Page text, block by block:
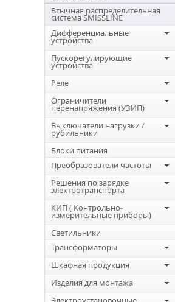
Втычная распределительная
система SMISSLINE
Дифференциальные
устройства
Пускорегулирующие
устройства
Реле
Ограничители
перенапряжения (УЗИП)
Выключатели нагрузки /
рубильники
Блоки питания
Преобразователи частоты
Решения по зарядке
электротранспорта
КИП ( Контрольно-
измерительные приборы)
Светильники
Трансформаторы
Шкафная продукция
Изделия для монтажа